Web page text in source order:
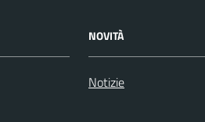
NOVITÀ
Notizie